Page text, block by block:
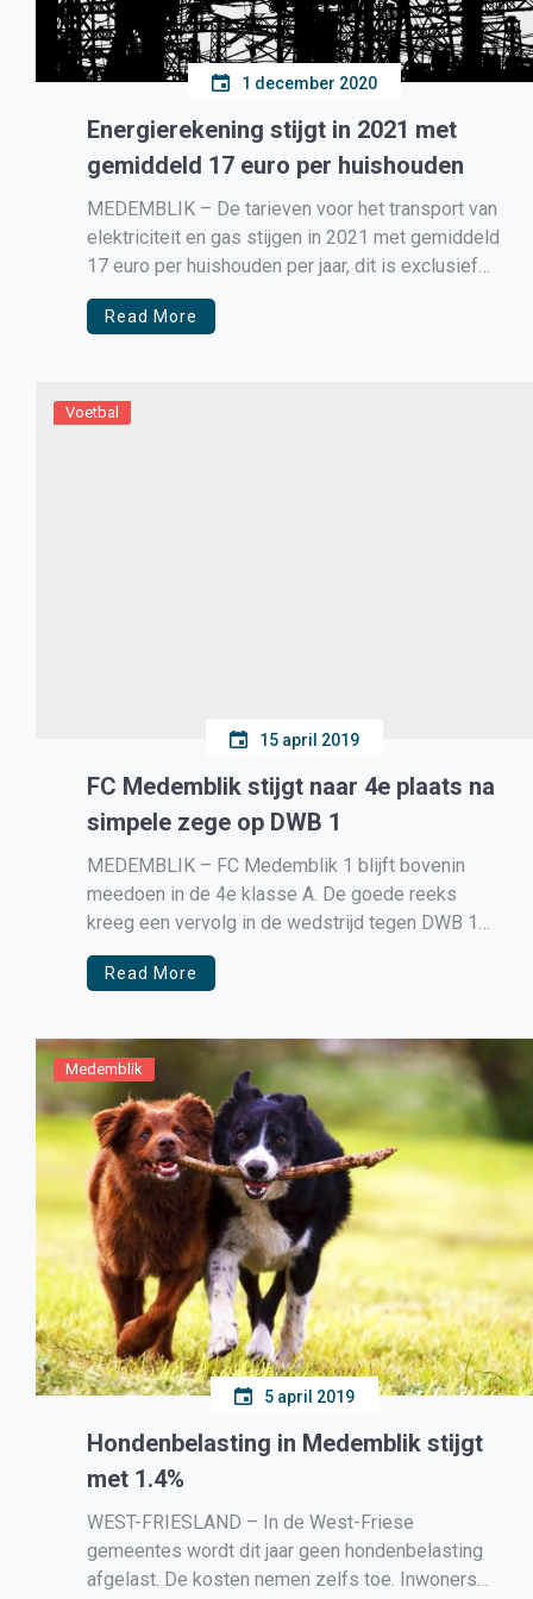
1 december 2020
Energierekening stijgt in 2021 met
gemiddeld 17 euro per huishouden
MEDEMBLIK – De tarieven voor het transport van
elektriciteit en gas stijgen in 2021 met gemiddeld
17 euro per huishouden per jaar, dit is exclusief
btw. Dat volgt uit het tarievenbesluit van de
Autoriteit Consument & Markt (ACM) voor de
Read More
Voetbal
15 april 2019
FC Medemblik stijgt naar 4e plaats na
simpele zege op DWB 1
MEDEMBLIK – FC Medemblik 1 blijft bovenin
meedoen in de 4e klasse A. De goede reeks
kreeg een vervolg in de wedstrijd tegen DWB 1
die na een 2-1 ruststand uiteindelijk afgetekend
met 4-1 werd gewonnen.Aanvankelijk hielden de
Alex Bankras na 20 […]
Read More
Medemblik
5 april 2019
Hondenbelasting in Medemblik stijgt
met 1.4%
WEST-FRIESLAND – In de West-Friese
gemeentes wordt dit jaar geen hondenbelasting
afgelast. De kosten nemen zelfs toe. Inwoners